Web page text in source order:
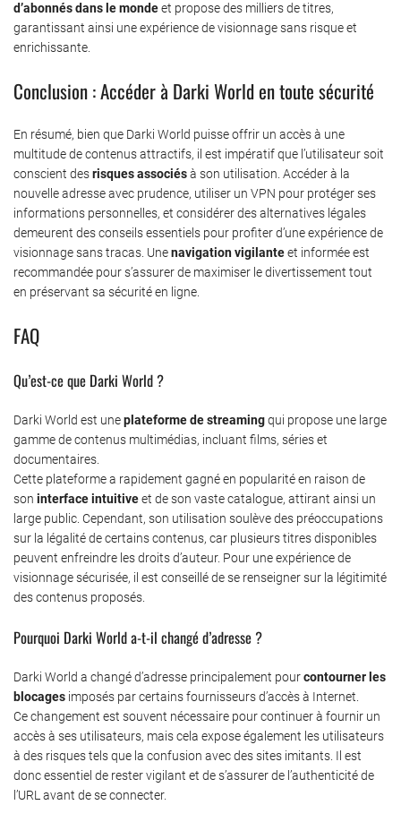
d’abonnés dans le mondeet propose des milliers de titres,
garantissant ainsi une expérience de visionnage sans risque et
enrichissante.
Conclusion : Accéder à Darki World en toute sécurité
En résumé, bien que Darki World puisse offrir un accès à une
multitude de contenus attractifs, il est impératif que l’utilisateur soit
conscient desrisques associésà son utilisation. Accéder à la
nouvelle adresse avec prudence, utiliser un VPN pour protéger ses
informations personnelles, et considérer des alternatives légales
demeurent des conseils essentiels pour profiter d’une expérience de
visionnage sans tracas. Unenavigation vigilanteet informée est
recommandée pour s’assurer de maximiser le divertissement tout
en préservant sa sécurité en ligne.
FAQ
Qu’est-ce que Darki World ?
Darki World est uneplateforme de streamingqui propose une large
gamme de contenus multimédias, incluant films, séries et
documentaires.
Cette plateforme a rapidement gagné en popularité en raison de
son interface intuitiveet de son vaste catalogue, attirant ainsi un
large public. Cependant, son utilisation soulève des préoccupations
sur la légalité de certains contenus, car plusieurs titres disponibles
peuvent enfreindre les droits d’auteur. Pour une expérience de
visionnage sécurisée, il est conseillé de se renseigner sur la légitimité
des contenus proposés.
Pourquoi Darki World a-t-il changé d’adresse ?
Darki World a changé d’adresse principalement pourcontourner les
blocages imposés par certains fournisseurs d’accès à Internet.
Ce changement est souvent nécessaire pour continuer à fournir un
accès à ses utilisateurs, mais cela expose également les utilisateurs
à des risques tels que la confusion avec des sites imitants. Il est
donc essentiel de rester vigilant et de s’assurer de l’authenticité de
l’URL avant de se connecter.